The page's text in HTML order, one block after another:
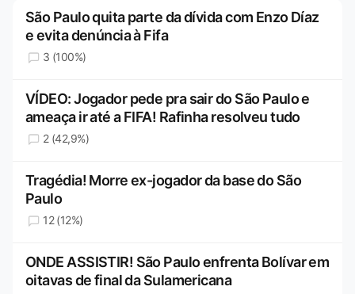
São Paulo quita parte da dívida com Enzo Díaz
e evita denúncia à Fifa
3 (100%)
VÍDEO: Jogador pede pra sair do São Paulo e
ameaça ir até a FIFA! Rafinha resolveu tudo
2 (42,9%)
Tragédia! Morre ex-jogador da base do São
Paulo
12 (12%)
ONDE ASSISTIR! São Paulo enfrenta Bolívar em
oitavas de final da Sulamericana